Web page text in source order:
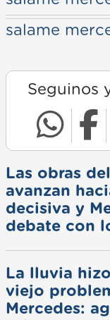
salame
Seguinos
Las obras
avanzan
decisiva y
debate con
La lluvia
viejo
Mercedes: